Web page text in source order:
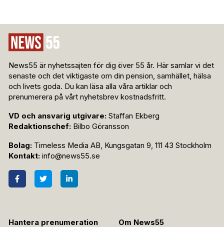
News55 är nyhetssajten för dig över 55 år. Här samlar vi det
senaste och det viktigaste om din pension, samhället, hälsa
och livets goda. Du kan läsa alla våra artiklar och
prenumerera på vårt nyhetsbrev kostnadsfritt.
VD och ansvarig utgivare: Staffan Ekberg
Redaktionschef: Bilbo Göransson
Bolag: Timeless Media AB, Kungsgatan 9, 111 43 Stockholm
Kontakt: info@news55.se
Hantera prenumeration Om News55